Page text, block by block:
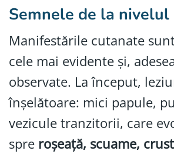
Semnele de la
Manifestările cutanate
cele mai evidente și,
observate. La început,
înșelătoare: mici papule,
vezicule tranzitorii, care
spre roșeață, scuame,